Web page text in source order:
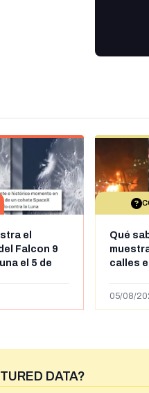
el
Falcon 9
el 5 de
Qué
calles
05/08/
DATA?